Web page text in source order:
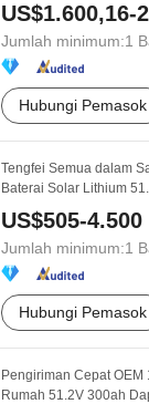
US$1.600,16-
Jumlah minimum:1
Hubungi Pemasok
Tengfei Semua dalam
Baterai Solar Lithium
US$505-4.500
Jumlah minimum:1
Hubungi Pemasok
Pengiriman Cepat OEM
Rumah 51.2V 300ah